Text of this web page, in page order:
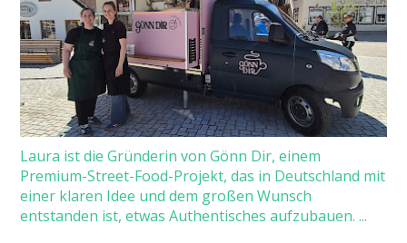
Laura ist die Gründerin von Gönn Dir, einem
Premium-Street-Food-Projekt, das in Deutschland mit
einer klaren Idee und dem großen Wunsch
entstanden ist, etwas Authentisches aufzubauen. ...